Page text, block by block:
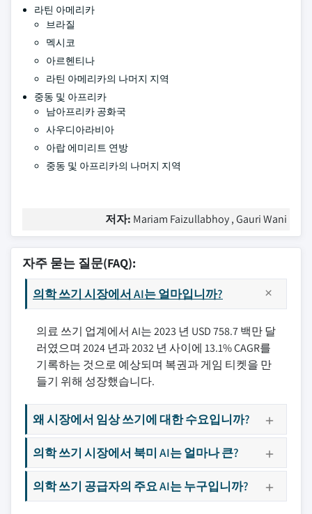
라틴 아메리카
브라질
멕시코
아르헨티나
라틴 아메리카의 나머지 지역
중동 및 아프리카
남아프리카 공화국
사우디아라비아
아랍 에미리트 연방
중동 및 아프리카의 나머지 지역
저자: Mariam Faizullabhoy , Gauri Wani
자주 묻는 질문(FAQ):
의학 쓰기 시장에서 AI는 얼마입니까?
의료 쓰기 업계에서 AI는 2023 년 USD 758.7 백만 달
러였으며 2024 년과 2032 년 사이에 13.1% CAGR를
기록하는 것으로 예상되며 복권과 게임 티켓을 만
들기 위해 성장했습니다.
왜 시장에서 임상 쓰기에 대한 수요입니까?
의학 쓰기 시장에서 북미 AI는 얼마나 큰?
의학 쓰기 공급자의 주요 AI는 누구입니까?